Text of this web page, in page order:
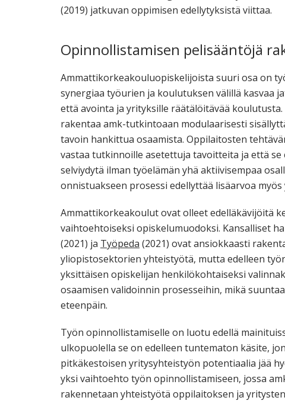
(2019) jatkuvan oppimisen edellytyksistä viittaa.
Opinnollistamisen pelisääntöjä
Ammattikorkeakouluopiskelijoista suuri osa on
synergiaa työurien ja koulutuksen välillä kasvaa
että avointa ja yrityksille räätälöitävää
rakentaa amk-tutkintoaan modulaarisesti
tavoin hankittua osaamista. Oppilaitosten
vastaa tutkinnoille asetettuja tavoitteita ja että
selviydytä ilman työelämän yhä aktiivisempaa
onnistuakseen prosessi edellyttää lisäarvoa
Ammattikorkeakoulut ovat olleet edelläkävijöitä
vaihtoehtoiseksi opiskelumuodoksi. Kansalliset
(2021) ja Työpeda (2021) ovat ansiokkaasti
yliopistosektorien yhteistyötä, mutta edelleen
yksittäisen opiskelijan henkilökohtaiseksi
osaamisen validoinnin prosesseihin, mikä
eteenpäin.
Työn opinnollistamiselle on luotu edellä
ulkopuolella se on edelleen tuntematon käsite,
pitkäkestoisen yritysyhteistyön potentiaalia jää
yksi vaihtoehto työn opinnollistamiseen, jossa
rakennetaan yhteistyötä oppilaitoksen ja